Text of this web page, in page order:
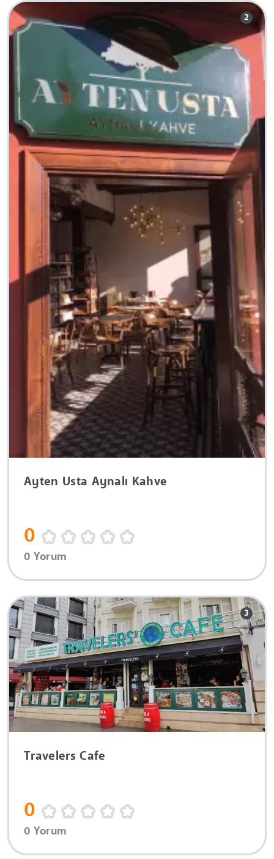
2
Ayten Usta Aynalı Kahve
0
0 Yorum
3
Travelers Cafe
0
0 Yorum